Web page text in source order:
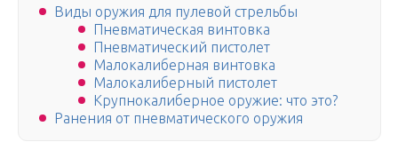
Виды оружия для пулевой стрельбы
Пневматическая винтовка
Пневматический пистолет
Малокалиберная винтовка
Малокалиберный пистолет
Крупнокалиберное оружие: что это?
Ранения от пневматического оружия